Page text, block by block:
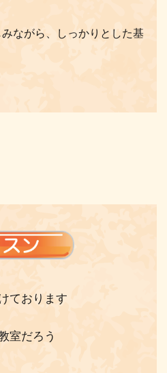
ながら、しっかりとした基
ております
室だろう